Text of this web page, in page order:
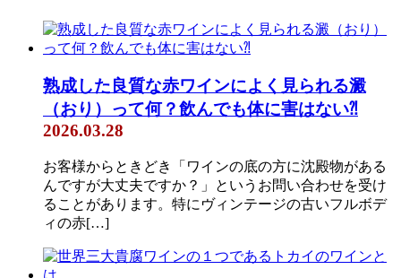
熟成した良質な赤ワインによく見られる澱
（おり）って何？飲んでも体に害はない⁈
2026.03.28
お客様からときどき「ワインの底の方に沈殿物がある
んですが大丈夫ですか？」というお問い合わせを受け
ることがあります。特にヴィンテージの古いフルボデ
ィの赤[…]